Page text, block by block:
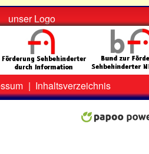
unser Logo
| Inhaltsverzeichnis